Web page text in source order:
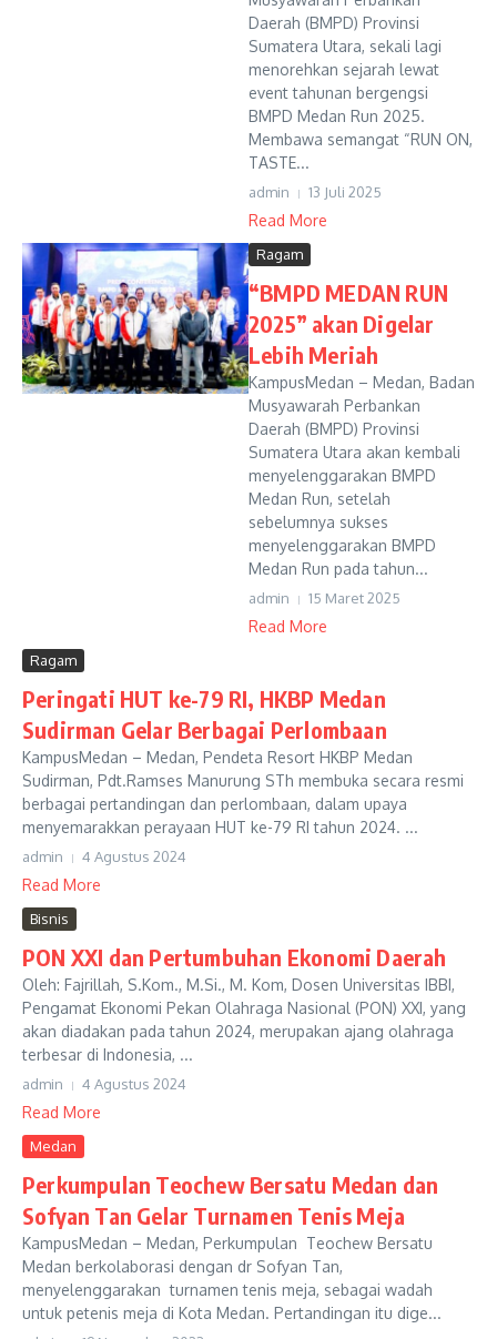
Daerah (BMPD) Provinsi
Sumatera Utara, sekali lagi
menorehkan sejarah lewat
event tahunan bergengsi
BMPD Medan Run 2025.
Membawa semangat “RUN ON,
TASTE...
admin 13 Juli 2025
Read More
Ragam
“BMPD MEDAN RUN
2025” akan Digelar
Lebih Meriah
KampusMedan – Medan, Badan
Musyawarah Perbankan
Daerah (BMPD) Provinsi
Sumatera Utara akan kembali
menyelenggarakan BMPD
Medan Run, setelah
sebelumnya sukses
menyelenggarakan BMPD
Medan Run pada tahun...
admin 15 Maret 2025
Read More
Ragam
Peringati HUT ke-79 RI, HKBP Medan
Sudirman Gelar Berbagai Perlombaan
KampusMedan – Medan, Pendeta Resort HKBP Medan
Sudirman, Pdt.Ramses Manurung STh membuka secara resmi
berbagai pertandingan dan perlombaan, dalam upaya
menyemarakkan perayaan HUT ke-79 RI tahun 2024. ...
admin 4 Agustus 2024
Read More
Bisnis
PON XXI dan Pertumbuhan Ekonomi Daerah
Oleh: Fajrillah, S.Kom., M.Si., M. Kom, Dosen Universitas IBBI,
Pengamat Ekonomi Pekan Olahraga Nasional (PON) XXI, yang
akan diadakan pada tahun 2024, merupakan ajang olahraga
terbesar di Indonesia, ...
admin 4 Agustus 2024
Read More
Medan
Perkumpulan Teochew Bersatu Medan dan
Sofyan Tan Gelar Turnamen Tenis Meja
KampusMedan – Medan, Perkumpulan Teochew Bersatu
Medan berkolaborasi dengan dr Sofyan Tan,
menyelenggarakan turnamen tenis meja, sebagai wadah
untuk petenis meja di Kota Medan. Pertandingan itu dige...